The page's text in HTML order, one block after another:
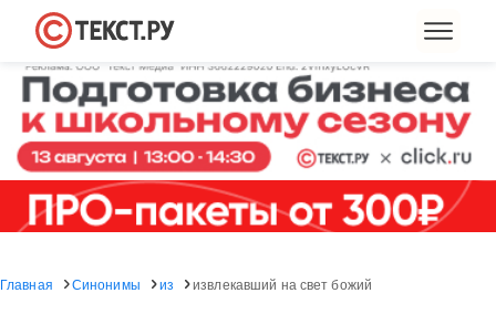
Главная Синонимы из извлекавший на свет божий